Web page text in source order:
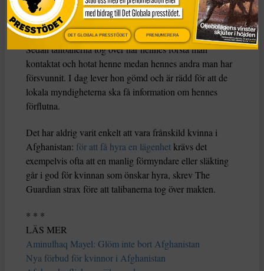
Sedan talibanerna tog över har hennes första man
kontaktat och hotat henne medan hennes andra man har
försvunnit. I dag lever hon gömd och är rädd för att de
lokala myndigheterna ska få information om hennes
förflutna.
Det har aldrig varit enkelt att vara frånskild kvinna i
Afghanistan: för att få hyra en lägenhet krävs det
exempelvis ofta att en manlig förmyndare eller släkting
går i god för kvinnan som önskar hyra, skrev The
Guardian strax före att talibanerna tog över makten.
* * *
LÄS MER
Aminulhaq Mayel: Glöm inte bort Afghanistan
Nya förbud för kvinnor i Afghanistan
DET GLOBALA PRESSTÖDET PRENUMERERA